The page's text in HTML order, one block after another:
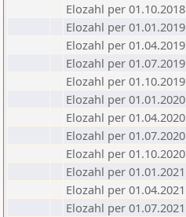
Elozahl per 01.10.2018
Elozahl per 01.01.2019
Elozahl per 01.04.2019
Elozahl per 01.07.2019
Elozahl per 01.10.2019
Elozahl per 01.01.2020
Elozahl per 01.04.2020
Elozahl per 01.07.2020
Elozahl per 01.10.2020
Elozahl per 01.01.2021
Elozahl per 01.04.2021
Elozahl per 01.07.2021